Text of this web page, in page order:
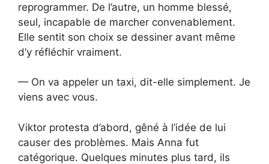
reprogrammer. De l’autre, un homme blessé,
seul, incapable de marcher convenablement.
Elle sentit son choix se dessiner avant même
d’y réfléchir vraiment.
— On va appeler un taxi, dit-elle simplement. Je
viens avec vous.
Viktor protesta d’abord, gêné à l’idée de lui
causer des problèmes. Mais Anna fut
catégorique. Quelques minutes plus tard, ils